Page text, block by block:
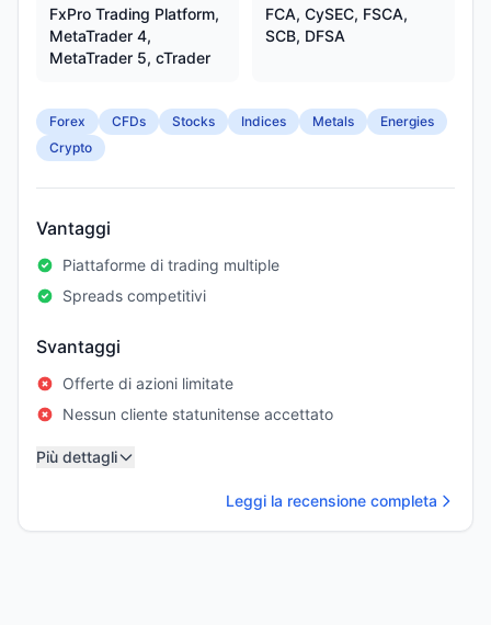
FxPro Trading Platform,
MetaTrader 4,
MetaTrader 5, cTrader
FCA, CySEC, FSCA,
SCB, DFSA
Forex CFDs Stocks Indices Metals
Energies
Crypto
Vantaggi
Piattaforme di trading multiple
Spreads competitivi
Svantaggi
Offerte di azioni limitate
Nessun cliente statunitense accettato
Più dettagli
Leggi la recensione completa